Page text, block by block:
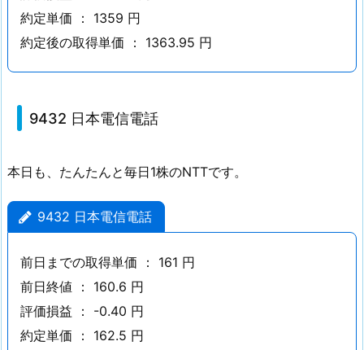
2
日
電
2.
限
S
ナ
ン
ピ
ン
約定単価 ： 1359 円
約定後の取得単価 ： 1363.95 円
9432 日本電信電話
本日も、たんたんと毎日1株のNTTです。
9432 日本電信電話
前日までの取得単価 ： 161 円
前日終値 ： 160.6 円
評価損益 ： -0.40 円
約定単価 ： 162.5 円